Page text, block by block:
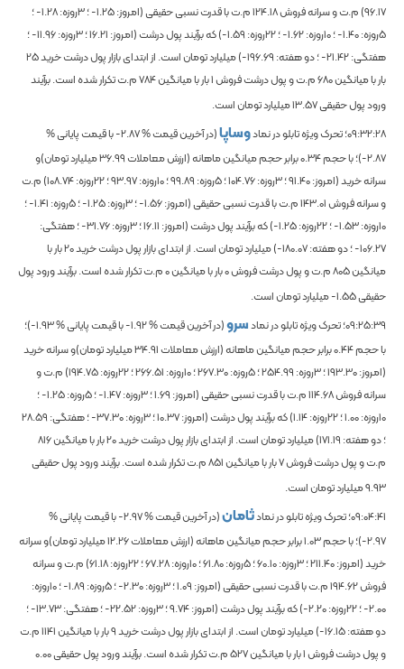
96.17) م.ت و سرانه فروش124.18م.ت با قدرت نسبی حقیقی (امروز:-1.25؛ 3روزه: -1.28؛
5روزه:
-1.40؛ 10روزه: -1.62؛ 22روزه: -1.59) که برآیند پول درشت (امروز: 16.21؛ 3روزه: -11.96؛
هفتگی:-21.42؛ دو هفته:-196.69) میلیارد تومان است. از ابتدای بازار پول درشت خرید25
بار با میانگین680م.ت و پول درشت فروش1بار با میانگین784م.ت تکرار شده است. برآیند
ورود پول حقیقی13.57میلیارد تومان است.
09:32:28؛ تحرک ویژه تابلو در نمادوساپا(در آخرین قیمت %-2.87با قیمت پایانی %
-2.87)؛با حجم0.34برابر حجم میانگین ماهانه(ارزش معاملات36.99میلیارد تومان)و
سرانه خرید (امروز:91.40؛ 3روزه: 104.76؛ 5روزه: 99.89؛ 10روزه: 93.97؛ 22روزه: 108.74) م.ت
و سرانه فروش143.01م.ت با قدرت نسبی حقیقی (امروز:-1.56؛ 3روزه: -1.25؛ 5روزه: -1.41؛
10روزه:
-1.53؛ 22روزه: -1.25) که برآیند پول درشت (امروز: 16.11؛ 3روزه: -31.76؛ هفتگی:
-106.27؛ دو هفته:-180.07) میلیارد تومان است. از ابتدای بازار پول درشت خرید20بار با
میانگین805م.ت و پول درشت فروش0بار با میانگین0م.ت تکرار شده است. برآیند ورود پول
حقیقی-1.55میلیارد تومان است.
09:25:39؛ تحرک ویژه تابلو در نمادسرو(در آخرین قیمت %-1.92با قیمت پایانی %-1.93)؛
با حجم0.44برابر حجم میانگین ماهانه(ارزش معاملات34.91میلیارد تومان)و سرانه خرید
(امروز:193.30؛ 3روزه: 254.99؛ 5روزه: 267.30؛ 10روزه: 266.51؛ 22روزه: 194.75) م.ت و
سرانه فروش114.68م.ت با قدرت نسبی حقیقی (امروز:1.69؛ 3روزه: -1.47؛ 5روزه: -1.25؛
10روزه:
1.00؛ 22روزه: 1.14) که برآیند پول درشت (امروز:10.37؛ 3روزه: -37.30؛ هفتگی:28.59
؛ دو هفته:171.19) میلیارد تومان است. از ابتدای بازار پول درشت خرید20بار با میانگین816
م.ت و پول درشت فروش7بار با میانگین851م.ت تکرار شده است. برآیند ورود پول حقیقی
9.93میلیارد تومان است.
09:04:41؛ تحرک ویژه تابلو در نمادثامان(در آخرین قیمت %-2.97با قیمت پایانی %
-2.97)؛با حجم1.03برابر حجم میانگین ماهانه(ارزش معاملات12.26میلیارد تومان)و سرانه
خرید (امروز:211.40؛ 3روزه: 60.10؛ 5روزه: 61.80؛ 10روزه: 67.28؛ 22روزه: 61.18) م.ت و سرانه
فروش194.62م.ت با قدرت نسبی حقیقی (امروز:1.09؛ 3روزه: -2.30؛ 5روزه: -1.89؛ 10روزه:
-2.00؛ 22روزه: -2.20) که برآیند پول درشت (امروز:9.74؛ 3روزه: -22.52؛ هفتگی:-13.73؛
دو هفته:-16.15) میلیارد تومان است. از ابتدای بازار پول درشت خرید9بار با میانگین1141م.ت
و پول درشت فروش1بار با میانگین527م.ت تکرار شده است. برآیند ورود پول حقیقی0.00